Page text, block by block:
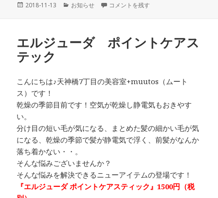
投
2018-11-13
カ
ー
お知らせ バレエ ballet に
コメントを残す
エルジューダ ポイントケアス
テック
こんにちは♪天神橋7丁目の美容室+muutos（ムート
ス）です！
乾燥の季節目前です！空気が乾燥し静電気もおきやす
い。
分け目の短い毛が気になる、まとめた髪の細かい毛が気
になる、乾燥の季節で髪が静電気で浮く、前髪がなんか
落ち着かない・・。
そんな悩みございませんか？
そんな悩みを解決できるニューアイテムの登場です！
『エルジューダ ポイントケアスティック』1500円（税